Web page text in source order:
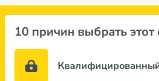
10 причин выбрать этот